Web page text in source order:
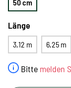
Bitte melden
50 cm
Länge
3,12 m 6,25 m